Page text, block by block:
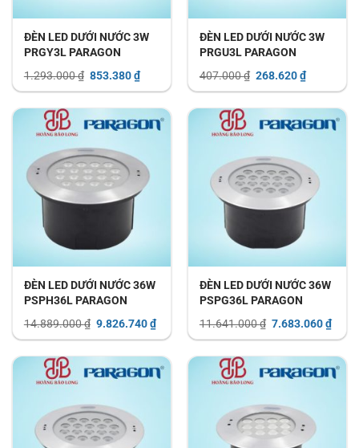
ĐÈN LED DƯỚI NƯỚC 3W
PRGY3L PARAGON
1.293.000₫ Giá
là:
1.293.000 ₫.
853.380₫Giá
hiện
tại
là:
853.380 ₫.
ĐÈN LED DƯỚI NƯỚC 3W
PRGU3L PARAGON
407.000₫ Giá
là:
407.000 ₫.
268.620₫Giá
hiện
tại
là:
268.620 ₫.
ĐÈN LED DƯỚI NƯỚC 36W
PSPH36L PARAGON
14.889.000₫ Giá
là:
14.889.000 ₫.
9.826.740₫Giá
hiện
tại
là:
9.826.740 ₫.
ĐÈN LED DƯỚI NƯỚC 36W
PSPG36L PARAGON
11.641.000₫ Giá
là:
11.641.000 ₫.
7.683.060₫Giá
hiện
tại
là: